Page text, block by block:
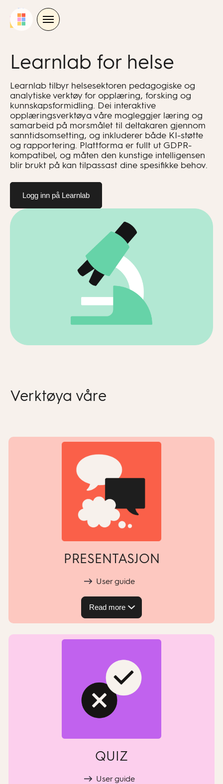
Learnlab for helse
Learnlab tilbyr helsesektoren pedagogiske og
analytiske verktøy for opplæring, forsking og
kunnskapsformidling. Dei interaktive
opplæringsverktøya våre mogleggjer læring og
samarbeid på morsmålet til deltakaren gjennom
sanntidsomsetting, og inkluderer både KI-støtte
og rapportering. Plattforma er fullt ut GDPR-
kompatibel, og måten den kunstige intelligensen
blir brukt på kan tilpassast dine spesifikke behov.
Logg inn på Learnlab
Verktøya våre
PRESENTASJON
User guide
Read more
QUIZ
User guide